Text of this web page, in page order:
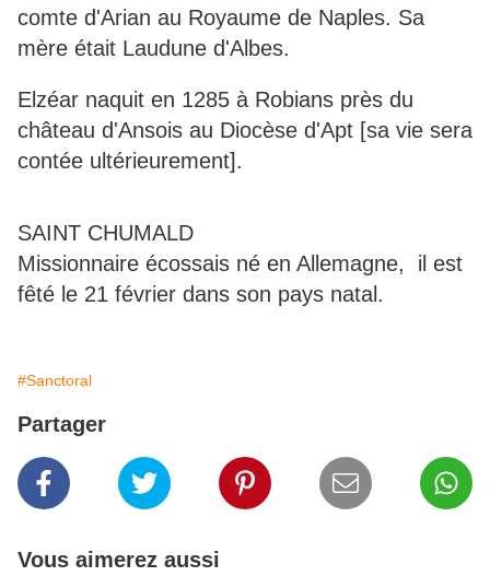
comte d'Arian au Royaume de Naples. Sa
mère était Laudune d'Albes.
Elzéar naquit en 1285 à Robians près du
château d'Ansois au Diocèse d'Apt [sa vie sera
contée ultérieurement].
SAINT CHUMALD
Missionnaire écossais né en Allemagne, il est
fêté le 21 février dans son pays natal.
#Sanctoral
Partager
Vous aimerez aussi